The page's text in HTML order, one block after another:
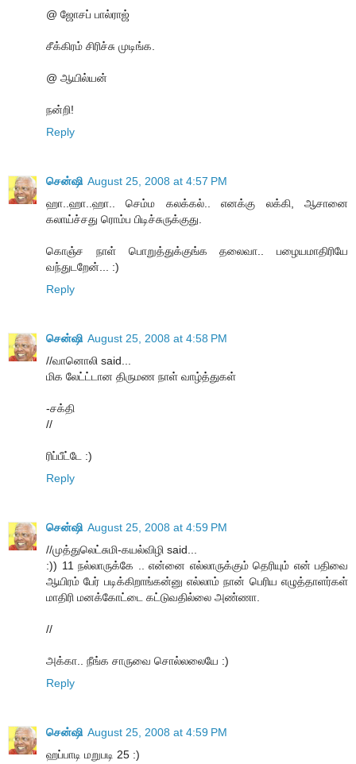
@ ஜோசப் பால்ராஜ்
சீக்கிரம் சிரிச்சு முடிங்க.
@ ஆயில்யன்
நன்றி!
Reply
சென்ஷி August 25, 2008 at 4:57 PM
ஹா..ஹா..ஹா.. செம்ம கலக்கல்.. எனக்கு லக்கி, ஆசானை
கலாய்ச்சது ரொம்ப பிடிச்சுருக்குது.
கொஞ்ச நாள் பொறுத்துக்குங்க தலைவா.. பழையமாதிரியே
வந்துடறேன்... :)
Reply
சென்ஷி August 25, 2008 at 4:58 PM
//வானொலி said...
மிக லேட்ட்டான திருமண நாள் வாழ்த்துகள்
-சக்தி
//
ரிப்பீட்டே :)
Reply
சென்ஷி August 25, 2008 at 4:59 PM
//முத்துலெட்சுமி-கயல்விழி said...
:)) 11 நல்லாருக்கே .. என்னை எல்லாருக்கும் தெரியும் என் பதிவை
ஆயிரம் பேர் படிக்கிறாங்கன்னு எல்லாம் நான் பெரிய எழுத்தாளர்கள்
மாதிரி மனக்கோட்டை கட்டுவதில்லை அண்ணா.
//
அக்கா.. நீங்க சாருவை சொல்லலையே :)
Reply
சென்ஷி August 25, 2008 at 4:59 PM
ஹப்பாடி மறுபடி 25 :)